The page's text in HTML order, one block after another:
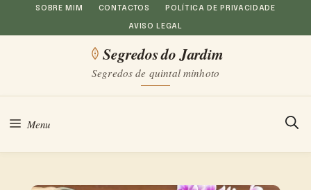
Saltar
para
SOBRE MIM CONTACTOS POLÍTICA DE PRIVACIDADE
AVISO LEGAL
Segredos do Jardim
Segredos de quintal minhoto
Menu